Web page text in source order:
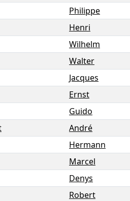
Philippe
Henri
Wilhelm
Walter
Jacques
Ernst
Guido
André
Hermann
Marcel
Denys
Robert